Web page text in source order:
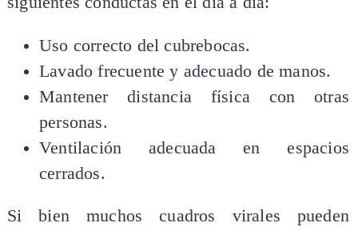
Uso correcto del cubrebocas.
Lavado frecuente y adecuado de manos.
Mantener distancia física con otras
personas.
Ventilación adecuada en espacios
cerrados.
Si bien muchos cuadros virales pueden